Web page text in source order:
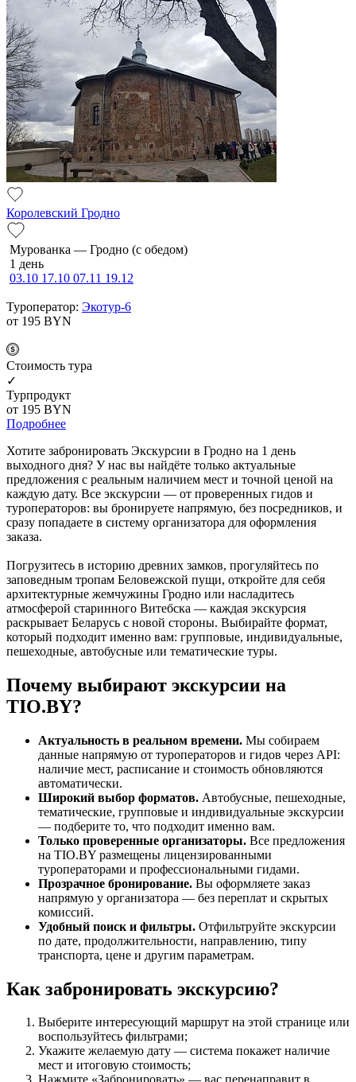
Королевский Гродно
Мурованка — Грод­но (с обе­дом)
1 день
03.10 17.10 07.11 19.12
Туроператор: Экотур-6
от 195 BYN
Cтоимость тура
✓
Турпродукт
от 195 BYN
Подробнее
Хотите забронировать Экскурсии в Гродно на 1 день
выходного дня? У нас вы найдёте только актуальные
предложения с реальным наличием мест и точной ценой на
каждую дату. Все экскурсии — от проверенных гидов и
туроператоров: вы бронируете напрямую, без посредников, и
сразу попадаете в систему организатора для оформления
заказа.
Погрузитесь в историю древних замков, прогуляйтесь по
заповедным тропам Беловежской пущи, откройте для себя
архитектурные жемчужины Гродно или насладитесь
атмосферой старинного Витебска — каждая экскурсия
раскрывает Беларусь с новой стороны. Выбирайте формат,
который подходит именно вам: групповые, индивидуальные,
пешеходные, автобусные или тематические туры.
Почему выбирают экскурсии на
TIO.BY?
Актуальность в реальном времени. Мы собираем
данные напрямую от туроператоров и гидов через API:
наличие мест, расписание и стоимость обновляются
автоматически.
Широкий выбор форматов. Автобусные, пешеходные,
тематические, групповые и индивидуальные экскурсии
— подберите то, что подходит именно вам.
Только проверенные организаторы. Все предложения
на TIO.BY размещены лицензированными
туроператорами и профессиональными гидами.
Прозрачное бронирование. Вы оформляете заказ
напрямую у организатора — без переплат и скрытых
комиссий.
Удобный поиск и фильтры. Отфильтруйте экскурсии
по дате, продолжительности, направлению, типу
транспорта, цене и другим параметрам.
Как забронировать экскурсию?
Выберите интересующий маршрут на этой странице или
воспользуйтесь фильтрами;
Укажите желаемую дату — система покажет наличие
мест и итоговую стоимость;